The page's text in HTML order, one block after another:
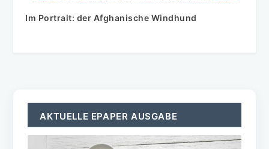
Im Portrait: der Afghanische Windhund
AKTUELLE EPAPER AUSGABE